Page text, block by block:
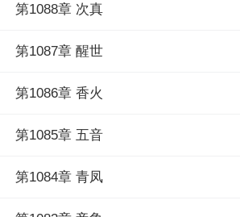
第1088章 次真
第1087章 醒世
第1086章 香火
第1085章 五音
第1084章 青凤